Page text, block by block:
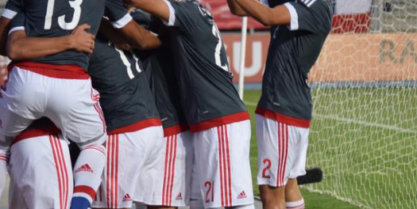
de la República se encontraba en el aeropuerto…
familia atravesó momentos de extrema tensión durante la madrugada…
se refirió concretamente al recorrido que realizó este jueves…
situación no está tan mala en el Ministerio de…
de este miércoles se caracteriza por un ambiente…
casi dos meses que Rivas dejó el Senado y,…